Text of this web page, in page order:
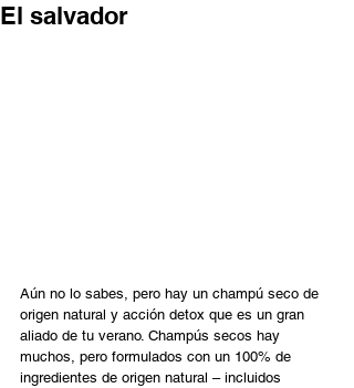
El salvador
Aún no lo sabes, pero hay un champú seco de
origen natural y acción detox que es un gran
aliado de tu verano. Champús secos hay
muchos, pero formulados con un 100% de
ingredientes de origen natural – incluidos